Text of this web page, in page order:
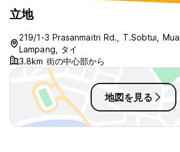
立地
219/1-3 Prasanmaitri Rd., T.Sobtui,
Lampang, タイ
3.8km 街の中心部から
地図を見る